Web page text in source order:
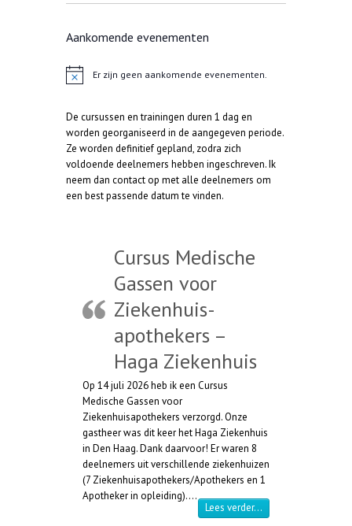
Aankomende evenementen
c
h
t
Er zijn geen aankomende evenementen.
De cursussen en trainingen duren 1 dag en
worden georganiseerd in de aangegeven periode.
Ze worden definitief gepland, zodra zich
voldoende deelnemers hebben ingeschreven. Ik
neem dan contact op met alle deelnemers om
een best passende datum te vinden.
Cursus Medische
Gassen voor
Ziekenhuis-
apothekers –
Haga Ziekenhuis
Op 14 juli 2026 heb ik een Cursus
Medische Gassen voor
Ziekenhuisapothekers verzorgd. Onze
gastheer was dit keer het Haga Ziekenhuis
in Den Haag. Dank daarvoor! Er waren 8
deelnemers uit verschillende ziekenhuizen
(7 Ziekenhuisapothekers/Apothekers en 1
Apotheker in opleiding).…
Lees verder…